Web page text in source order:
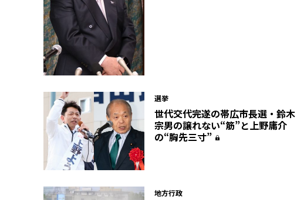
選挙
世代交代完遂の帯広市長選・鈴木
宗男の譲れない“筋”と上野庸介
の“胸先三寸”
地方行政